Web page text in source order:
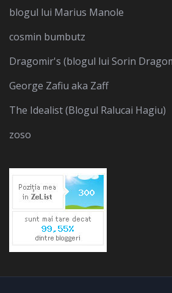
blogul lui Marius Manole
cosmin bumbutz
Dragomir's (blogul lui Sorin
George Zafiu aka Zaff
The Idealist (Blogul Ralucai Hagiu)
zoso